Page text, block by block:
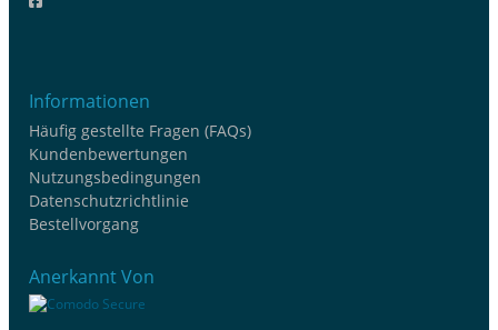
Informationen
Häufig gestellte Fragen (FAQs)
Kundenbewertungen
Nutzungsbedingungen
Datenschutzrichtlinie
Bestellvorgang
Anerkannt Von